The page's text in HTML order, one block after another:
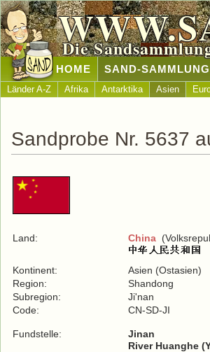
Die
HOME SAND-SAMMLUNG
Länder A-Z Afrika Antarktika Asien
Sandprobe Nr. 5637
Land: China
Kontinent:
Asien (Ostasien)
Region:
Shandong
Subregion:
Ji'nan
Code:
CN-SD-JI
Fundstelle:
Jinan
River Huanghe